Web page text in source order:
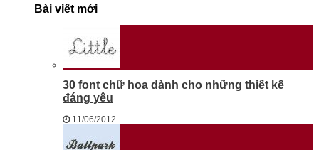
Bài viết mới
30 font chữ hoa dành cho những thiết kế
đáng yêu
11/06/2012